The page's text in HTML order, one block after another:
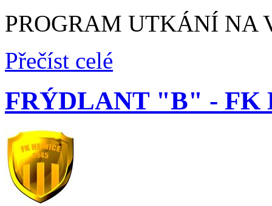
PROGRAM UTKÁNÍ NA
Přečíst celé
FRÝDLANT "B" - FK